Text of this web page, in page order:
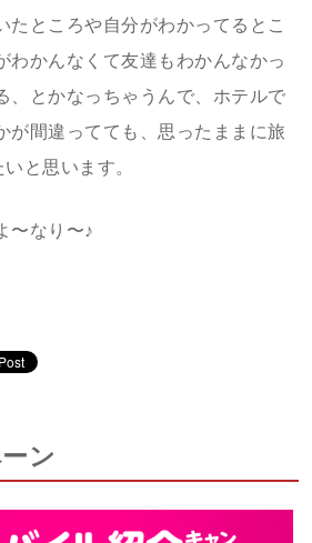
たところや自分がわかってるとこ
わかんなくて友達もわかんなかっ
、とかなっちゃうんで、ホテルで
が間違ってても、思ったままに旅
と思います。
〜なり〜♪
ン